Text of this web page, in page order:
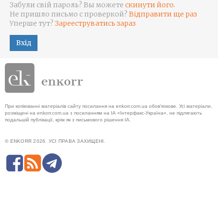
Забули свій пароль? Вы можете скинути його.
Не пришло письмо с проверкой? Відправити ще раз
Уперше тут? Зарееструватись зараз
Вхід
При копіюванні матеріалів сайту посилання на enkorr.com.ua обов'язкове. Усі матеріали,
розміщені на enkorr.com.ua з посиланням на ІА «Інтерфакс-Україна», не підлягають
подальшій публікації, крім як з письмового рішення ІА.
© ENKORR 2026. УСІ ПРАВА ЗАХИЩЕНІ.